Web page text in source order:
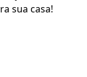
sua casa!